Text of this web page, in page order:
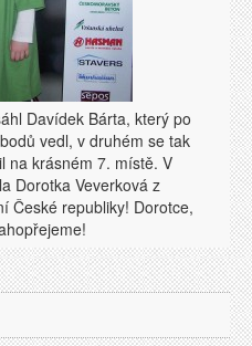
Davídek Bárta, který po
vedl, v druhém se tak
na krásném 7. místě. V
Dorotka Veverková z
České republiky! Dorotce,